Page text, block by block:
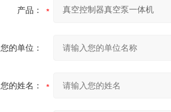
产品：
您的单位：
您的姓名：